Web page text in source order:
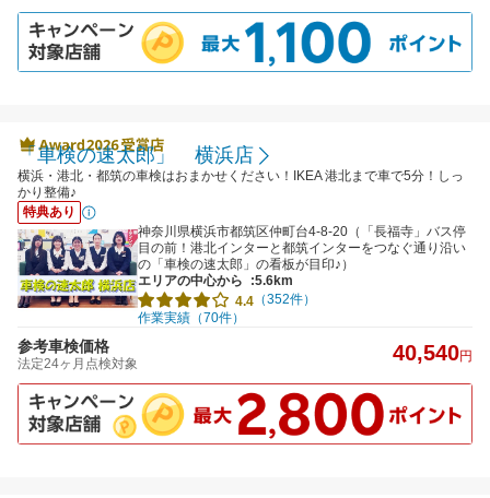
「車検の速太郎」 横浜店
横浜・港北・都筑の車検はおまかせください！IKEA 港北まで車で5分！しっ
かり整備♪
特典あり
神奈川県横浜市都筑区仲町台4-8-20（「長福寺」バス停
目の前！港北インターと都筑インターをつなぐ通り沿い
の「車検の速太郎」の看板が目印♪）
エリアの中心から
:5.6km
4.4 （352件）
作業実績（70件）
参考車検価格
法定24ヶ月点検対象 40,540円